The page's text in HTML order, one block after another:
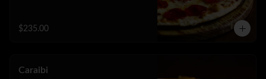
$235.00
Caraibi